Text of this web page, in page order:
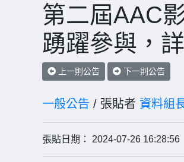
第二屆AAC
踴躍參與，
上一則公告 下一則公告
一般公告 / 張貼者 資料組
張貼日期： 2024-07-26